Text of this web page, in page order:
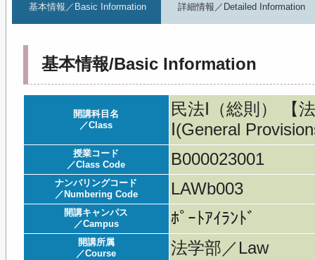
基本情報／Basic Information 詳細情報／Detailed Information
基本情報/Basic Information
開講科目名
／Class
民法Ⅰ（総則） 【
Ⅰ(General
授業コード
／Class Code
B000023001
ナンバリングコード
／Numbering Code
LAWb003
開講キャンパス
／Campus
ﾎﾟｰﾄｱｲﾗﾝﾄﾞ
開講所属
／Course
法学部／Law